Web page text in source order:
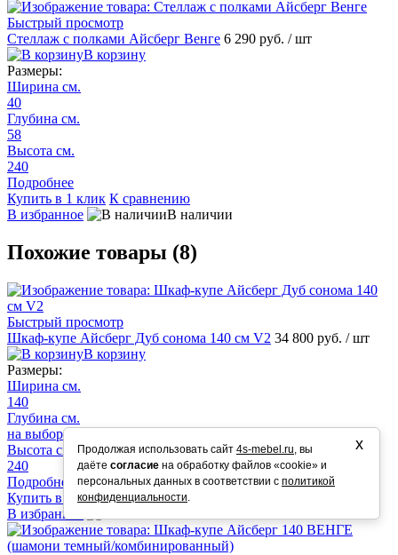
Быстрый просмотр
Стеллаж с полками Айсберг Венге 6 290 руб. / шт
В корзину
Размеры:
Ширина см.
40
Глубина см.
58
Высота см.
240
Подробнее
Купить в 1 клик К сравнению
В избранное
В наличии
Похожие товары (8)
Быстрый просмотр
Шкаф-купе Айсберг Дуб сонома 140 см V2 34 800 руб. / шт
В корзину
Размеры:
Ширина см.
140
Глубина см.
на выбор 58/50/45
Высота см.
240
Подробнее
Купить в 1 клик К сравнению
В избранное
Продолжая использовать сайт 4s-mebel.ru, вы
даёте согласие на обработку файлов «cookie» и
персональных данных в соответствии с политикой
конфиденциальности.
х